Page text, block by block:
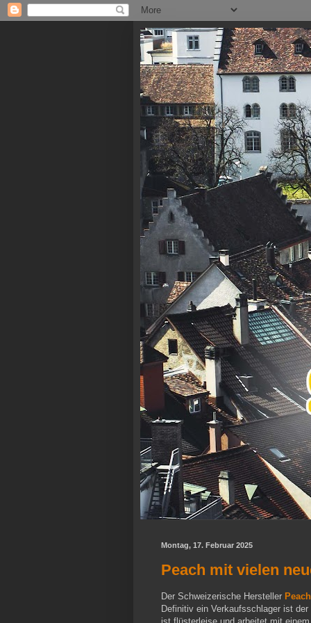
Montag, 17. Februar 2025
Peach mit vielen
Der Schweizerische Hersteller Peach
Definitiv ein Verkaufsschlager ist